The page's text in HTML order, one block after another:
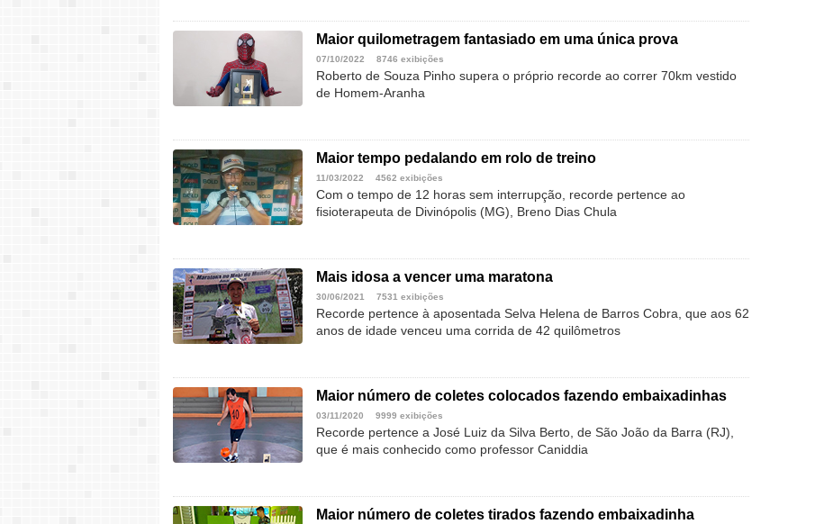
Maior quilometragem fantasiado em uma única prova
07/10/2022 8746 exibições
Roberto de Souza Pinho supera o próprio recorde ao correr 70km vestido
de Homem-Aranha
Maior tempo pedalando em rolo de treino
11/03/2022 4562 exibições
Com o tempo de 12 horas sem interrupção, recorde pertence ao
fisioterapeuta de Divinópolis (MG), Breno Dias Chula
Mais idosa a vencer uma maratona
30/06/2021 7531 exibições
Recorde pertence à aposentada Selva Helena de Barros Cobra, que aos 62
anos de idade venceu uma corrida de 42 quilômetros
Maior número de coletes colocados fazendo embaixadinhas
03/11/2020 9999 exibições
Recorde pertence a José Luiz da Silva Berto, de São João da Barra (RJ),
que é mais conhecido como professor Caniddia
Maior número de coletes tirados fazendo embaixadinha